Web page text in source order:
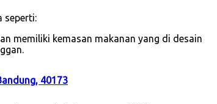
seperti:
memiliki kemasan makanan yang di desain
40173